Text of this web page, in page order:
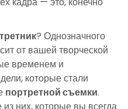
? Однозначного
от вашей творческой
временем и
которые стали
портретной съемки.